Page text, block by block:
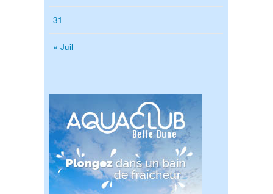
« Juil
31